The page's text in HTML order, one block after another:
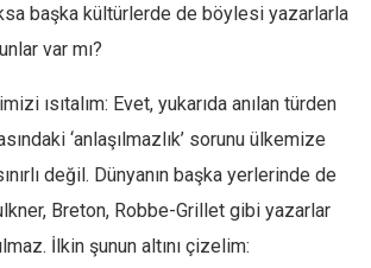
başka kültürlerde de böylesi yazarlarla
var mı?
ısıtalım: Evet, yukarıda anılan türden
‘anlaşılmazlık’ sorunu ülkemize
değil. Dünyanın başka yerlerinde de
Breton, Robbe-Grillet gibi yazarlar
İlkin şunun altını çizelim: